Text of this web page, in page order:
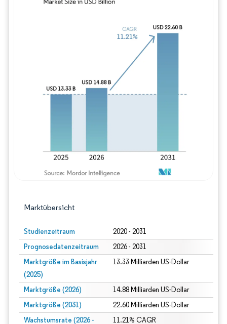
Marktübersicht
Studienzeitraum 2020 - 2031
Prognosedatenzeitraum 2026 - 2031
Marktgröße im Basisjahr
(2025)
13.33 Milliarden US-Dollar
Marktgröße (2026) 14.88 Milliarden US-Dollar
Marktgröße (2031) 22.60 Milliarden US-Dollar
Wachstumsrate (2026 -
11.21% CAGR
Bild © Mordor Intelligence.